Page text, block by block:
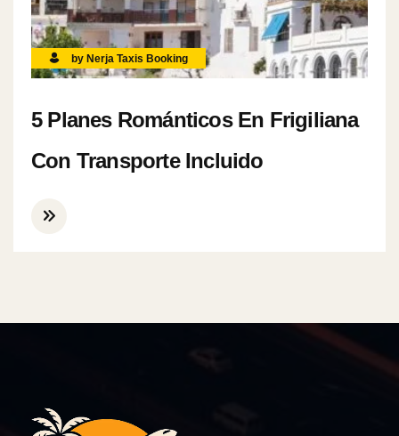
by Nerja Taxis Booking
5 Planes Románticos En Frigiliana
Con Transporte Incluido